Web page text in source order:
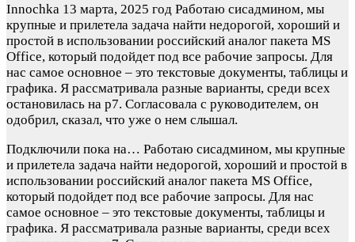
Innochka 13 марта, 2025 год Работаю сисадмином, мы
крупные и прилетела задача найти недорогой, хороший и
простой в использовании российский аналог пакета MS
Office, который подойдет под все рабочие запросы. Для
нас самое основное – это текстовые документы, таблицы и
графика. Я рассматривала разные варианты, среди всех
остановилась на р7. Согласовала с руководителем, он
одобрил, сказал, что уже о нем слышал.
Подключили пока на… Работаю сисадмином, мы крупные
и прилетела задача найти недорогой, хороший и простой в
использовании российский аналог пакета MS Office,
который подойдет под все рабочие запросы. Для нас
самое основное – это текстовые документы, таблицы и
графика. Я рассматривала разные варианты, среди всех